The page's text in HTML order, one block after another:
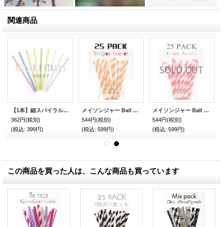
関連商品
【1本】細スパイラルプラスチックストロー メイソンジャー Ball Mason jar タンブラー 繰り返し使える
362円(税別)
(税込: 399円)
メイソンジャー Ball Mason jar タンブラー エコ 再生可能 紙ストロー25本入り サーキュラーエコノミー Stripes Sunset
544円(税別)
(税込: 599円)
メイソンジャー Ball Mason jar タンブラー エコ 再生可能 紙ストロー25本入り サーキュラーエコノミー Stripes Fuchsia
544円(税別)
(税込: 599円)
この商品を買った人は、こんな商品も買っています